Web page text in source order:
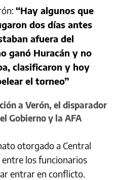
“Hay algunos que
dos días antes
afuera del
ganó Huracán y no
clasificaron y hoy
el torneo”
a Verón, el disparador
Gobierno y la AFA
otorgado a Central
los funcionarios
entrar en conflicto.